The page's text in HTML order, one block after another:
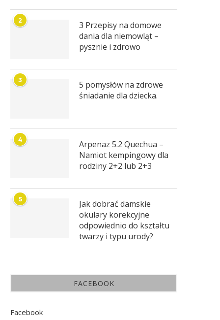
2
3 Przepisy na domowe
dania dla niemowląt –
pysznie i zdrowo
3
5 pomysłów na zdrowe
śniadanie dla dziecka.
4
Arpenaz 5.2 Quechua –
Namiot kempingowy dla
rodziny 2+2 lub 2+3
5
Jak dobrać damskie
okulary korekcyjne
odpowiednio do kształtu
twarzy i typu urody?
FACEBOOK
Facebook